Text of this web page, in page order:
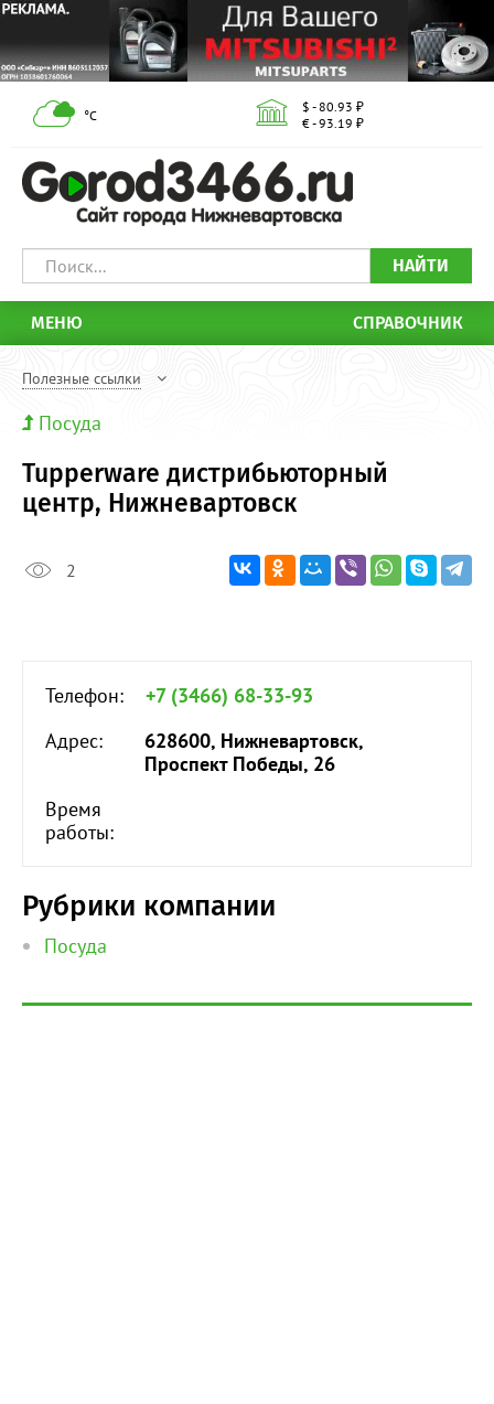
°С
$ - 80.93 ₽
€ - 93.19 ₽
НАЙТИ
МЕНЮ СПРАВОЧНИК
Полезные ссылки
Посуда
Tupperware дистрибьюторный
центр, Нижневартовск
2
Телефон:
+7 (3466) 68-33-93
Адрес:
628600, Нижневартовск,
Проспект Победы, 26
Время
работы:
Рубрики компании
Посуда